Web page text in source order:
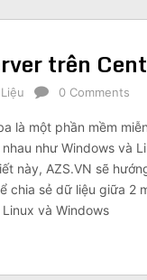
trên
0 Comments
là một phần mềm
như Windows và
này, AZS.VN sẽ
chia sẻ dữ liệu giữa 2
Linux và Windows